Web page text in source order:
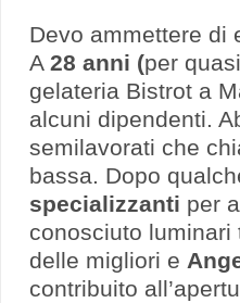
Devo ammettere di
A 28 anni (per
gelateria Bistrot a
alcuni dipendenti.
semilavorati che
bassa. Dopo
specializzanti per
conosciuto luminari
delle migliori e
contribuito